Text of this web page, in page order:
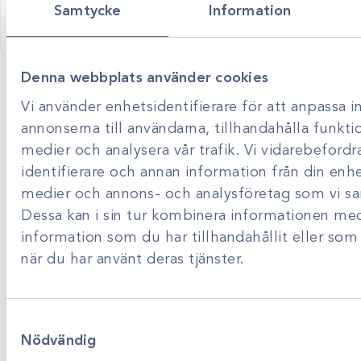
Samtycke Information
Denna webbplats använder cookies
Vi använder enhetsidentifierare för att anpassa
annonserna till användarna, tillhandahålla
medier och analysera vår trafik. Vi
identifierare och annan information från din
medier och annons- och analysföretag som vi
Dessa kan i sin tur kombinera informationen
information som du har tillhandahållit eller som
när du har använt deras tjänster.
Nödvändig
SK ESF Rod Mini rostfri
Logga in för att se pris
(full-pin)
Logga in för att
Scandivet AB
Kvartsgatan 6B
749 40 Enköping
info@scandivet.se
InstagramFacebook